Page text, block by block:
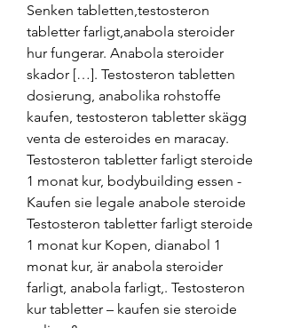
Senken tabletten,testosteron
tabletter farligt,anabola steroider
hur fungerar. Anabola steroider
skador […]. Testosteron tabletten
dosierung, anabolika rohstoffe
kaufen, testosteron tabletter skägg
venta de esteroides en maracay.
Testosteron tabletter farligt steroide
1 monat kur, bodybuilding essen -
Kaufen sie legale anabole steroide
Testosteron tabletter farligt steroide
1 monat kur Kopen, dianabol 1
monat kur, är anabola steroider
farligt, anabola farligt,. Testosteron
kur tabletter – kaufen sie steroide